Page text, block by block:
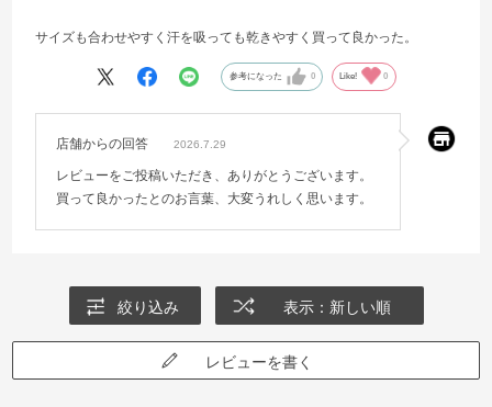
サイズも合わせやすく汗を吸っても乾きやすく買って良かった。
参考になった 0 Like! 0
店舗からの回答 2026.7.29
レビューをご投稿いただき、ありがとうございます。
買って良かったとのお言葉、大変うれしく思います。
絞り込み 表示：新しい順
レビューを書く